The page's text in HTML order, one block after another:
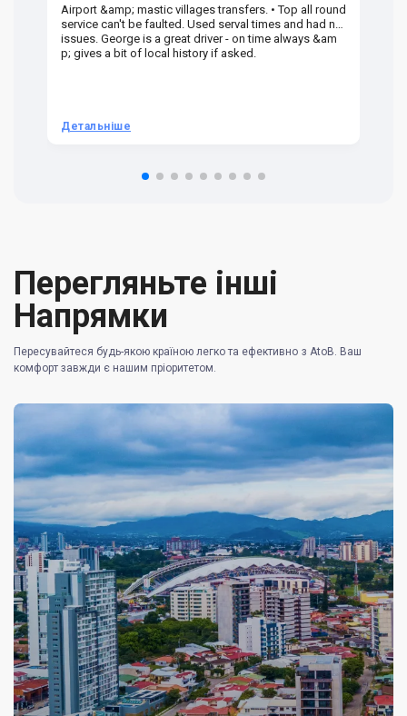
Airport &amp; mastic villages transfers. • Top all round
service can't be faulted. Used serval times and had no
issues. George is a great driver - on time always &am
p; gives a bit of local history if asked.
Детальніше
Перегляньте інші
Напрямки
Пересувайтеся будь-якою країною легко та ефективно з AtoB. Ваш
комфорт завжди є нашим пріоритетом.